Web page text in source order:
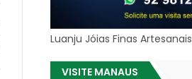
Luanju Jóias Finas Artesanais
VISITE MANAUS